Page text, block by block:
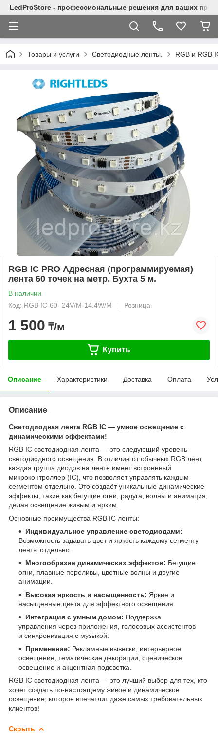
LedProStore - профессиональные решения для ваших
Товары и услуги Светодиодные ленты. RGB и RGB
RGB IC PRO Адресная (программируемая)
лента 60 точек на метр. Бухта 5 м.
В наличии
Код: RGB IC-60- 24V/M-14.4W/M
Розница
1 500 ₸/м
Купить
Описание Характеристики Доставка Оплата
Описание
Светодиодная лента RGB IC — умное освещение с
динамическими эффектами!
RGB IC светодиодная лента — это следующий уровень
светодиодного освещения. В отличие от обычных RGB лент,
каждая группа диодов на ленте имеет встроенный
микроконтроллер (IC), что позволяет управлять каждым
сегментом отдельно. Это создаёт уникальные динамические
эффекты, такие как бегущие огни, радуга, волны и анимация,
делая освещение живым и ярким.
Основные преимущества RGB IC ленты:
Индивидуальное управление светодиодами:
Возможность задавать цвет и яркость каждому сегменту
ленты отдельно.
Многообразие динамических эффектов: Бегущие
огни, плавные переливы, цветные волны и другие
анимации.
Высокая яркость и насыщенность: Яркие и
насыщенные цвета для эффектного освещения.
Интеграция с умным домом: Поддержка
управления через приложения, голосовых ассистентов
и синхронизация с музыкой.
Применение: Рекламные вывески, интерьерное
освещение, тематические декорации, сценическое
освещение и акцентная подсветка.
RGB IC светодиодная лента — это лучший выбор для тех, кто
хочет создать по-настоящему живое и динамическое
освещение, которое впечатлит даже самых требовательных
клиентов!
Скрыть